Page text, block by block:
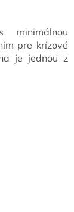
pre krízové
je jednou z